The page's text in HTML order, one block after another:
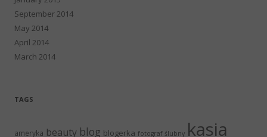
September 2014
May 2014
April 2014
March 2014
TAGS
ameryka beauty blog blogerka fotograf ślubny kasia